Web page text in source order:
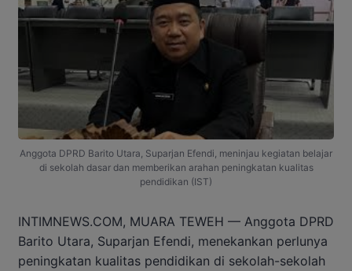
Anggota DPRD Barito Utara, Suparjan Efendi, meninjau kegiatan belajar
di sekolah dasar dan memberikan arahan peningkatan kualitas
pendidikan (IST)
INTIMNEWS.COM, MUARA TEWEH — Anggota DPRD
Barito Utara, Suparjan Efendi, menekankan perlunya
peningkatan kualitas pendidikan di sekolah-sekolah